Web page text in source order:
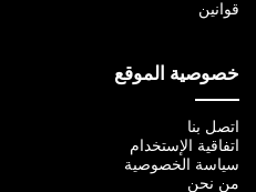
قوانين
خصوصية الموقع
اتصل بنا
اتفاقية الإستخدام
سياسة الخصوصية
من نحن